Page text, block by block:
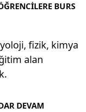
BURS
fizik, kimya
alan
DEVAM